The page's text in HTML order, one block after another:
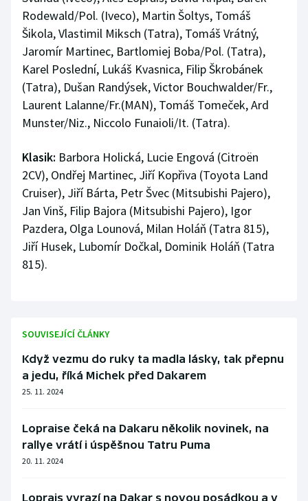
Stolní tenis
Triatlon
Veslování
Vodní slalom
Ostatní
Rodewald/Pol. (Iveco), Martin Šoltys, Tomáš
Šikola, Vlastimil Miksch (Tatra), Tomáš Vrátný,
Jaromír Martinec, Bartlomiej Boba/Pol. (Tatra),
Karel Poslední, Lukáš Kvasnica, Filip Škrobánek
(Tatra), Dušan Randýsek, Victor Bouchwalder/Fr.,
Laurent Lalanne/Fr.(MAN), Tomáš Tomeček, Ard
Munster/Niz., Niccolo Funaioli/It. (Tatra).
Klasik: Barbora Holická, Lucie Engová (Citroën
2CV), Ondřej Martinec, Jiří Kopřiva (Toyota Land
Cruiser), Jiří Bárta, Petr Švec (Mitsubishi Pajero),
Jan Vinš, Filip Bajora (Mitsubishi Pajero), Igor
Pazdera, Olga Lounová, Milan Holáň (Tatra 815),
Jiří Husek, Lubomír Dočkal, Dominik Holáň (Tatra
815).
SOUVISEJÍCÍ ČLÁNKY
Když vezmu do ruky ta madla lásky, tak přepnu
a jedu, říká Michek před Dakarem
25. 11. 2024
Lopraise čeká na Dakaru několik novinek, na
rallye vrátí i úspěšnou Tatru Puma
20. 11. 2024
Loprais vyrazí na Dakar s novou posádkou a v